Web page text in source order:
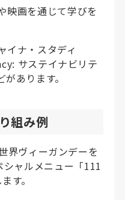
映画を通じて学びを
イナ・スタディ
サステイナビリテ
あります。
組み例
界ヴィーガンデーを
ャルメニュー「111
す。